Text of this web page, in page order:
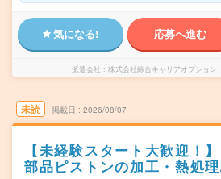
気になる! 応募へ進む
派遣会社 株式会社綜合キャリアオプション
未読 掲載日 2026/08/07
【未経験スタート大歓迎！
部品ピストンの加工・熱処